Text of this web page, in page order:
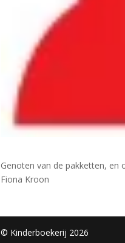
Genoten van de pakketten, en
Fiona Kroon
© Kinderboekerij 2026